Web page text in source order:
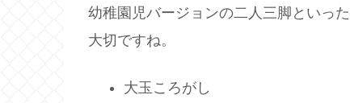
幼稚園児バージョンの二人三脚といっ
大切ですね。
大玉ころがし